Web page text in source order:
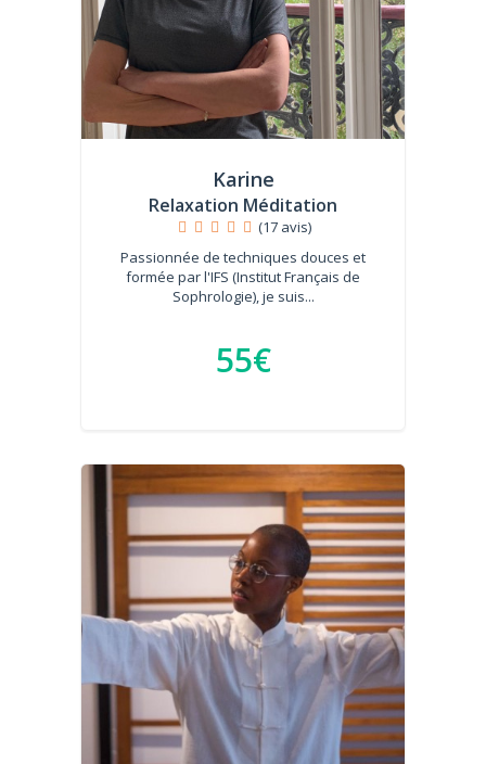
Karine
Relaxation Méditation
(17 avis)
Passionnée de techniques douces et
formée par l'IFS (Institut Français de
Sophrologie), je suis...
55€